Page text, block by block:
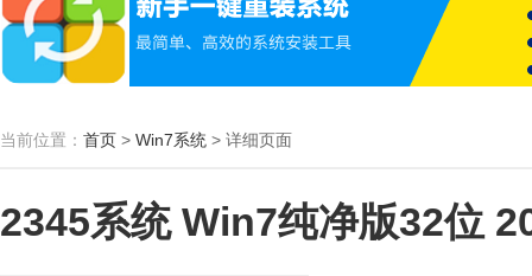
当前位置： 首页 > Win7系统 > 详细页面
2345系统 Win7纯净版32位